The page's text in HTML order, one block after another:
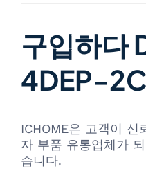
구입하다
4DEP-
ICHOME은 고객이
자 부품 유통업체가
습니다.